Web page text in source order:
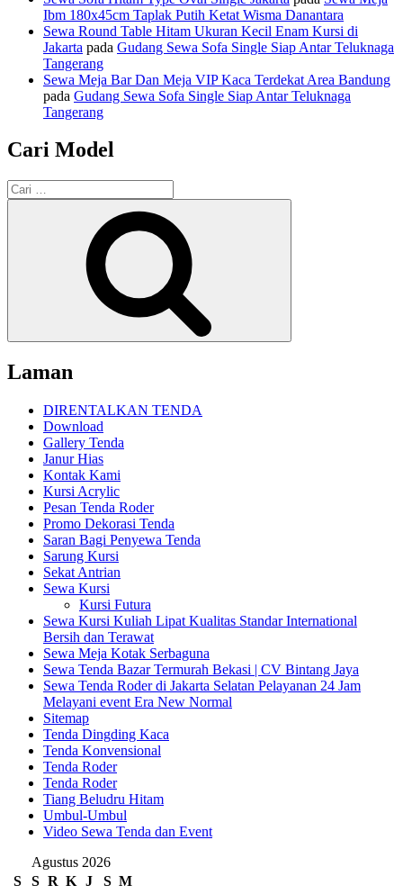
Ibm 180x45cm Taplak Putih Ketat Wisma Danantara
Sewa Round Table Hitam Ukuran Kecil Enam Kursi di
Jakarta pada Gudang Sewa Sofa Single Siap Antar Teluknaga
Tangerang
Sewa Meja Bar Dan Meja VIP Kaca Terdekat Area Bandung
pada Gudang Sewa Sofa Single Siap Antar Teluknaga
Tangerang
Cari Model
Pencarian
untuk:
Laman
DIRENTALKAN TENDA
Download
Gallery Tenda
Janur Hias
Kontak Kami
Kursi Acrylic
Pesan Tenda Roder
Promo Dekorasi Tenda
Saran Bagi Penyewa Tenda
Sarung Kursi
Sekat Antrian
Sewa Kursi
Kursi Futura
Sewa Kursi Kuliah Lipat Kualitas Standar International
Bersih dan Terawat
Sewa Meja Kotak Serbaguna
Sewa Tenda Bazar Termurah Bekasi | CV Bintang Jaya
Sewa Tenda Roder di Jakarta Selatan Pelayanan 24 Jam
Melayani event Era New Normal
Sitemap
Tenda Dingding Kaca
Tenda Konvensional
Tenda Roder
Tenda Roder
Tiang Beludru Hitam
Umbul-Umbul
Video Sewa Tenda dan Event
Agustus 2026
S
S R K J S M